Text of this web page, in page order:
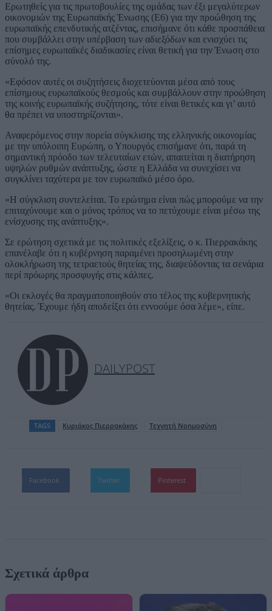
Ερωτηθείς για τις πρωτοβουλίες της ομάδας των έξι μεγαλύτερων
οικονομιών της Ευρωπαϊκής Ένωσης (E6) για την προώθηση της
ευρωπαϊκής επενδυτικής ατζέντας, επισήμανε ότι κάθε προσπάθεια
που συμβάλλει στην υπέρβαση των αδιεξόδων και ενισχύει τις
επίσημες ευρωπαϊκές διαδικασίες είναι θετική για την Ένωση στο
σύνολό της.
«Εφόσον αυτές οι συζητήσεις διοχετεύονται μέσα από τους
επίσημους ευρωπαϊκούς θεσμούς και συμβάλλουν στην προώθηση
της κοινής ευρωπαϊκής συζήτησης, τότε είναι θετικές και γι’ αυτό
θα πρέπει να υποστηρίζονται».
Αναφερόμενος στην πορεία σύγκλισης της ελληνικής οικονομίας
με την υπόλοιπη Ευρώπη, ο Υπουργός επισήμανε ότι, παρά τη
σημαντική πρόοδο των τελευταίων ετών, απαιτείται η διατήρηση
υψηλών ρυθμών ανάπτυξης, ώστε η Ελλάδα να συνεχίσει να
συγκλίνει ταχύτερα με τον ευρωπαϊκό μέσο όρο.
«Η σύγκλιση συντελείται. Το ερώτημα είναι πώς μπορούμε να την
επιταχύνουμε και ο μόνος τρόπος να το πετύχουμε είναι μέσω της
ενίσχυσης της ανάπτυξης».
Σε ερώτηση σχετικά με τις πολιτικές εξελίξεις, ο κ. Πιερρακάκης
επανέλαβε ότι η κυβέρνηση παραμένει προσηλωμένη στην
ολοκλήρωση της τετραετούς θητείας της, διαψεύδοντας τα σενάρια
περί πρόωρης προσφυγής στις κάλπες.
«Οι εκλογές θα πραγματοποιηθούν στο τέλος της κυβερνητικής
θητείας. Έχουμε ήδη αποδείξει ότι εννοούμε όσα λέμε», είπε.
DAILYPOST
TAGS Κυριάκος Πιερρακάκης Τεχνητή Νοημοσύνη
Facebook Twitter Pinterest
Σχετικά άρθρα